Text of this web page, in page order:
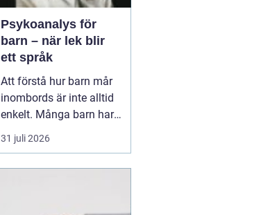
Psykoanalys för
barn – när lek blir
ett språk
Att förstå hur barn mår
inombords är inte alltid
enkelt. Många barn har
svårt att sätta ord på
känslor, rädslor och oro. I
31 juli 2026